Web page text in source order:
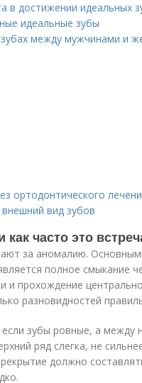
в достижении идеальных
идеальные зубы
между мужчинами и
ортодонтического
вид зубов
часто это
за аномалию.
полное смыкание
и прохождение
разновидностей
зубы ровные, а между
ряд слегка, не
должно